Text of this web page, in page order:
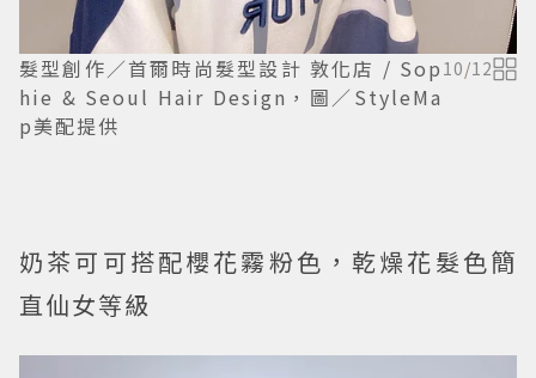
髮型創作／首爾時尚髮型設計 敦化店 / Sop
hie & Seoul Hair Design，圖／StyleMa
p美配提供
10/12
奶茶可可搭配櫻花霧粉色，乾燥花髮色簡
直仙女等級